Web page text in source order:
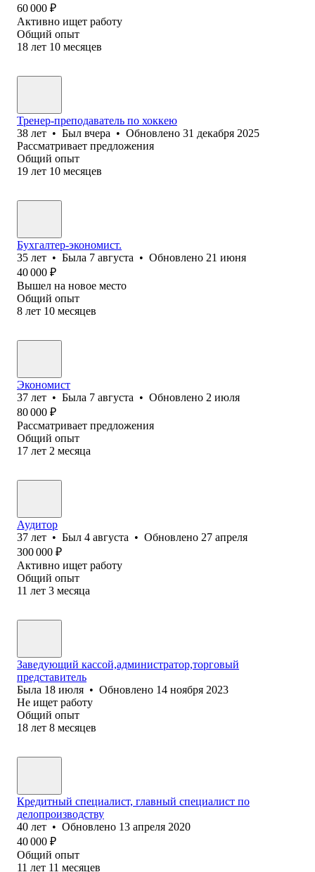
60 000 ₽
Активно ищет работу
Общий опыт
18 лет 10 месяцев
Тренер-преподаватель по хоккею
38 лет • Был вчера • Обновлено 31 декабря 2025
Рассматривает предложения
Общий опыт
19 лет 10 месяцев
Бухгалтер-экономист.
35 лет • Была 7 августа • Обновлено 21 июня
40 000 ₽
Вышел на новое место
Общий опыт
8 лет 10 месяцев
Экономист
37 лет • Была 7 августа • Обновлено 2 июля
80 000 ₽
Рассматривает предложения
Общий опыт
17 лет 2 месяца
Аудитор
37 лет • Был 4 августа • Обновлено 27 апреля
300 000 ₽
Активно ищет работу
Общий опыт
11 лет 3 месяца
Заведующий кассой,администратор,торговый
представитель
Была 18 июля • Обновлено 14 ноября 2023
Не ищет работу
Общий опыт
18 лет 8 месяцев
Кредитный специалист, главный специалист по
делопроизводству
40 лет • Обновлено 13 апреля 2020
40 000 ₽
Общий опыт
11 лет 11 месяцев